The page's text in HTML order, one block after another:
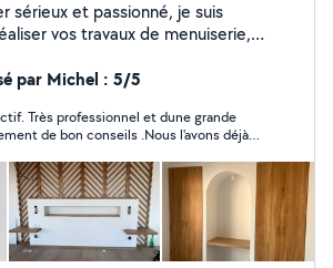
sérieux et passionné, je suis
vos travaux de menuiserie,
de cuisines Meubles
ajustement de
et à l'écoute, je m'engage à fournir
solutions adaptées à vos besoins
Chaque projet est réalisé avec
d'un petit dépannage ou d'un
complet.
par Michel : 5/5
Très professionnel et dune grande
de bon conseils .Nous l'avons déjà
mais depuis sa 1 ère intervention il
nombreux messages……..dommage